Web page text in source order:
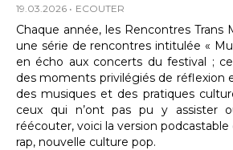
19.03.2026 ECOUTER
Chaque année, les Rencontres Trans
une série de rencontres intitulée «
en écho aux concerts du festival ;
des moments privilégiés de réflexion
des musiques et des pratiques
ceux qui n’ont pas pu y assister
réécouter, voici la version
rap, nouvelle culture pop.